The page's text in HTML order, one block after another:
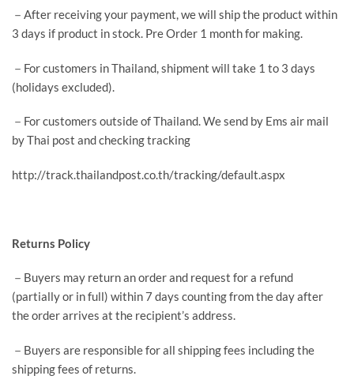
－After receiving your payment, we will ship the product within
3 days if product in stock. Pre Order 1 month for making.
－For customers in Thailand, shipment will take 1 to 3 days
(holidays excluded).
－For customers outside of Thailand. We send by Ems air mail
by Thai post and checking tracking
http://track.thailandpost.co.th/tracking/default.aspx
Returns Policy
－Buyers may return an order and request for a refund
(partially or in full) within 7 days counting from the day after
the order arrives at the recipient’s address.
－Buyers are responsible for all shipping fees including the
shipping fees of returns.